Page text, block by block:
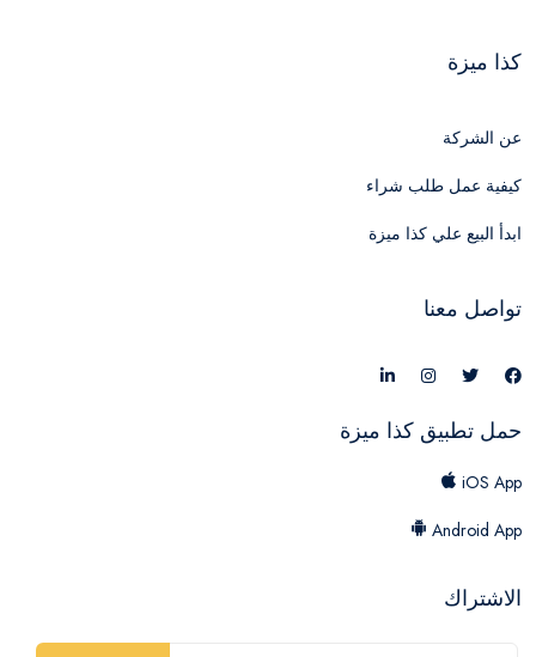
كذا ميزة
عن الشركة
كيفية عمل طلب شراء
ابدأ البيع علي كذا ميزة
تواصل معنا
حمل تطبيق كذا ميزة
iOS App
Android App
الاشتراك